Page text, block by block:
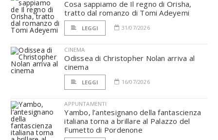
Cosa sappiamo de Il regno di Orisha,
tratto dal romanzo di Tomi Adeyemi
LEGGI 31/07/2026
CINEMA
Odissea di Christopher Nolan arriva al
cinema
LEGGI 16/07/2026
APPUNTAMENTI
Yambo, l’antesignano della fantascienza
italiana torna a brillare al Palazzo del
Fumetto di Pordenone